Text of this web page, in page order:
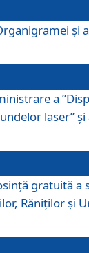
şi
a
laser”
gratuită a
Răniţilor şi